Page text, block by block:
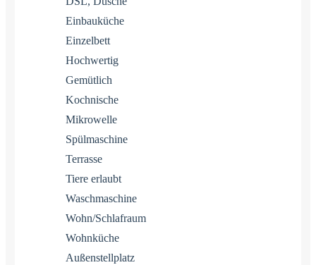
Einbauküche
Einzelbett
Hochwertig
Gemütlich
Kochnische
Mikrowelle
Spülmaschine
Terrasse
Tiere erlaubt
Waschmaschine
Wohn/Schlafraum
Wohnküche
Außenstellplatz